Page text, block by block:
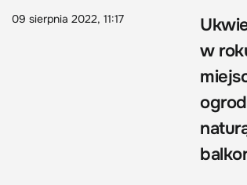
09 sierpnia 2022, 11:17
w